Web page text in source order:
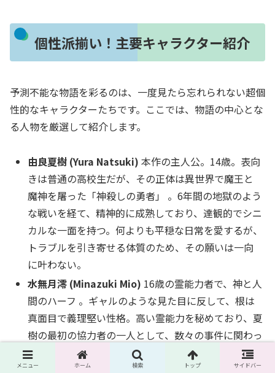
個性派揃い！主要キャラクター紹介
予測不能な物語を彩るのは、一度見たら忘れられない超個
性的なキャラクターたちです。ここでは、物語の中心とな
る人物を厳選して紹介します。
由良夏樹 (Yura Natsuki) 本作の主人公。14歳。表向
きは普通の高校生だが、その正体は異世界で魔王と
魔神を屠った「神殺しの勇者」 。6年間の地獄のよう
な戦いを経て、精神的に成熟しており、達観的でシニ
カルな一面を持つ。何よりも平穏な日常を愛するが、
トラブルを引き寄せる体質のため、その願いは一向
に叶わない。
水無月澪 (Minazuki Mio) 16歳の霊能力者で、神と人
間のハーフ 。ギャルのような見た目に反して、根は
真面目で義理堅い性格。高い霊能力を秘めており、夏
樹の最初の協力者の一人として、数々の事件に関わっ
ていくことになる。
メニュー ホーム 検索 トップ サイドバー